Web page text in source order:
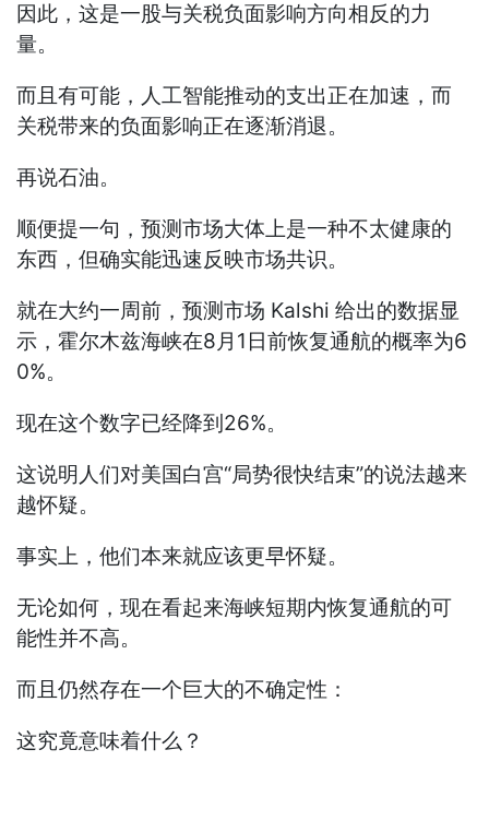
因此，这是一股与关税负面影响方向相反的力
量。
而且有可能，人工智能推动的支出正在加速，而
关税带来的负面影响正在逐渐消退。
再说石油。
顺便提一句，预测市场大体上是一种不太健康的
东西，但确实能迅速反映市场共识。
就在大约一周前，预测市场 Kalshi 给出的数据显
示，霍尔木兹海峡在8月1日前恢复通航的概率为6
0%。
现在这个数字已经降到26%。
这说明人们对美国白宫“局势很快结束”的说法越来
越怀疑。
事实上，他们本来就应该更早怀疑。
无论如何，现在看起来海峡短期内恢复通航的可
能性并不高。
而且仍然存在一个巨大的不确定性：
这究竟意味着什么？